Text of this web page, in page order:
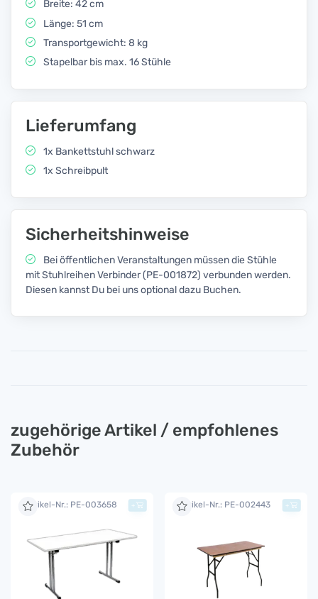
Breite: 42 cm
Länge: 51 cm
Transportgewicht: 8 kg
Stapelbar bis max. 16 Stühle
Lieferumfang
1x Bankettstuhl schwarz
1x Schreibpult
Sicherheitshinweise
Bei öffentlichen Veranstaltungen müssen die Stühle
mit Stuhlreihen Verbinder (PE-001872) verbunden werden.
Diesen kannst Du bei uns optional dazu Buchen.
zugehörige Artikel / empfohlenes
Zubehör
Artikel-Nr.: PE-003658 + Artikel-Nr.: PE-002443 +